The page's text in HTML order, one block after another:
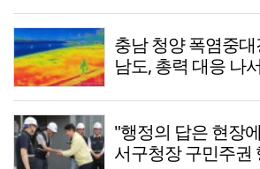
충남 청양 폭염중
남도, 총력 대응 나서
"행정의 답은 현장
서구청장 구민주권